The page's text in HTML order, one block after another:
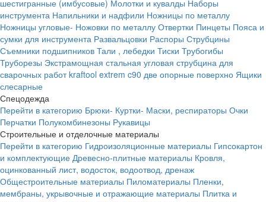
шестигранные (имбусовые) Молотки и кувалды Наборы
инструмента Напильники и надфили Ножницы по металлу
Ножницы угловые- Ножовки по металлу Отвертки Пинцеты Пояса и
сумки для инструмента Развальцовки Распоры Струбцины
Съемники подшипников Тали , лебедки Тиски Трубогибы
Труборезы Экстрамощная стальная угловая струбцина для
сварочных работ kraftool extrem c90 две опорные поверхно Ящики
слесарные
Спецодежда
Перейти в категорию Брюки- Куртки- Маски, респираторы Очки
Перчатки Полукомбинезоны Рукавицы
Строительные и отделочные материалы
Перейти в категорию Гидроизоляционные материалы Гипсокартон
и комплектующие Древесно-плитные материалы Кровля,
оцинкованный лист, водосток, водоотвод, дренаж
Общестроительные материалы Пиломатериалы Пленки,
мембраны, укрывочные и отражающие материалы Плитка и